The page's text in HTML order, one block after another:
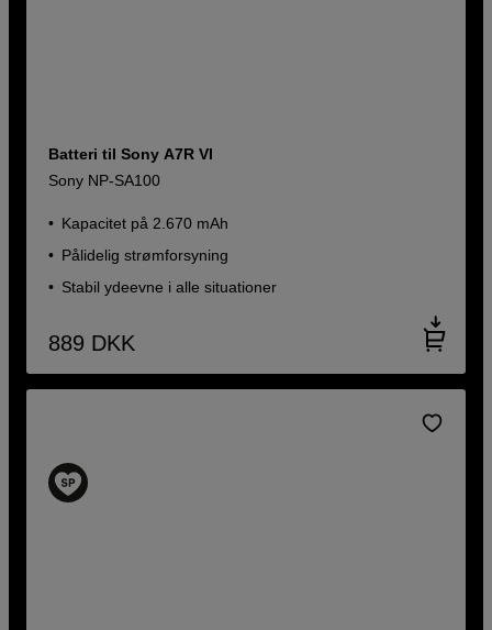
Batteri til Sony A7R VI
Sony NP-SA100
Kapacitet på 2.670 mAh
Pålidelig strømforsyning
Stabil ydeevne i alle situationer
889 DKK